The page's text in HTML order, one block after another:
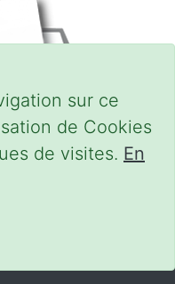
sur ce
de Cookies
de visites. En